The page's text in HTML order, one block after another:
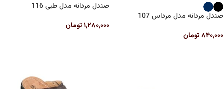
صندل مردانه مدل مرداس 107
۸۴۰,۰۰۰تومان
صندل مردانه مدل طبی 116
۱,۲۸۰,۰۰۰تومان